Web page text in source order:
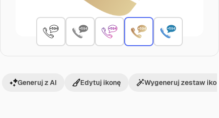
Generuj z AI Edytuj ikonę Wygeneruj zestaw